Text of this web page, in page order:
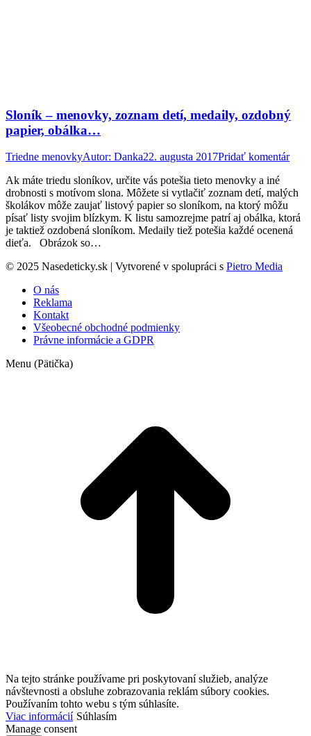
Sloník – menovky, zoznam detí, medaily, ozdobný
papier, obálka…
Triedne menovkyAutor: Danka22. augusta 2017Pridať komentár
Ak máte triedu sloníkov, určite vás potešia tieto menovky a iné
drobnosti s motívom slona. Môžete si vytlačiť zoznam detí, malých
školákov môže zaujať listový papier so sloníkom, na ktorý môžu
písať listy svojim blízkym. K listu samozrejme patrí aj obálka, ktorá
je taktiež ozdobená sloníkom. Medaily tiež potešia každé ocenená
dieťa. Obrázok so…
© 2025 Nasedeticky.sk | Vytvorené v spolupráci s Pietro Media
O nás
Reklama
Kontakt
Všeobecné obchodné podmienky
Právne informácie a GDPR
Menu (Pätička)
Na tejto stránke používame pri poskytovaní služieb, analýze
návštevnosti a obsluhe zobrazovania reklám súbory cookies.
Používaním tohto webu s tým súhlasíte.
Viac informácií Súhlasím
Manage consent